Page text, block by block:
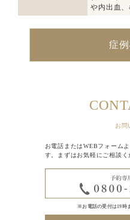
や内出血
症
お問
お電話またはWEBフォーム
す。まずはお気軽にご相談く
※お電話の受付は19時